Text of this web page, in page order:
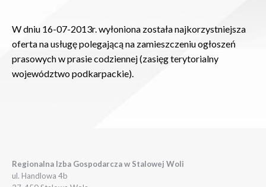
W dniu 16-07-2013r. wyłoniona została najkorzystniejsza
oferta na usługę polegającą na zamieszczeniu ogłoszeń
prasowych w prasie codziennej (zasięg terytorialny
województwo podkarpackie).
Regionalna Izba Gospodarcza w Stalowej Woli
ul. Handlowa 4b